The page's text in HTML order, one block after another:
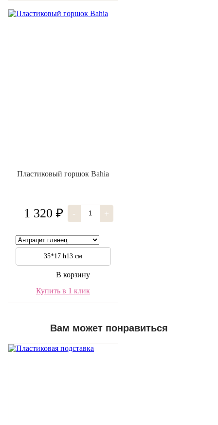
Пластиковый горшок Bahia
1 320 ₽ - +
35*17 h13 см
В корзину
Купить в 1 клик
Вам может понравиться